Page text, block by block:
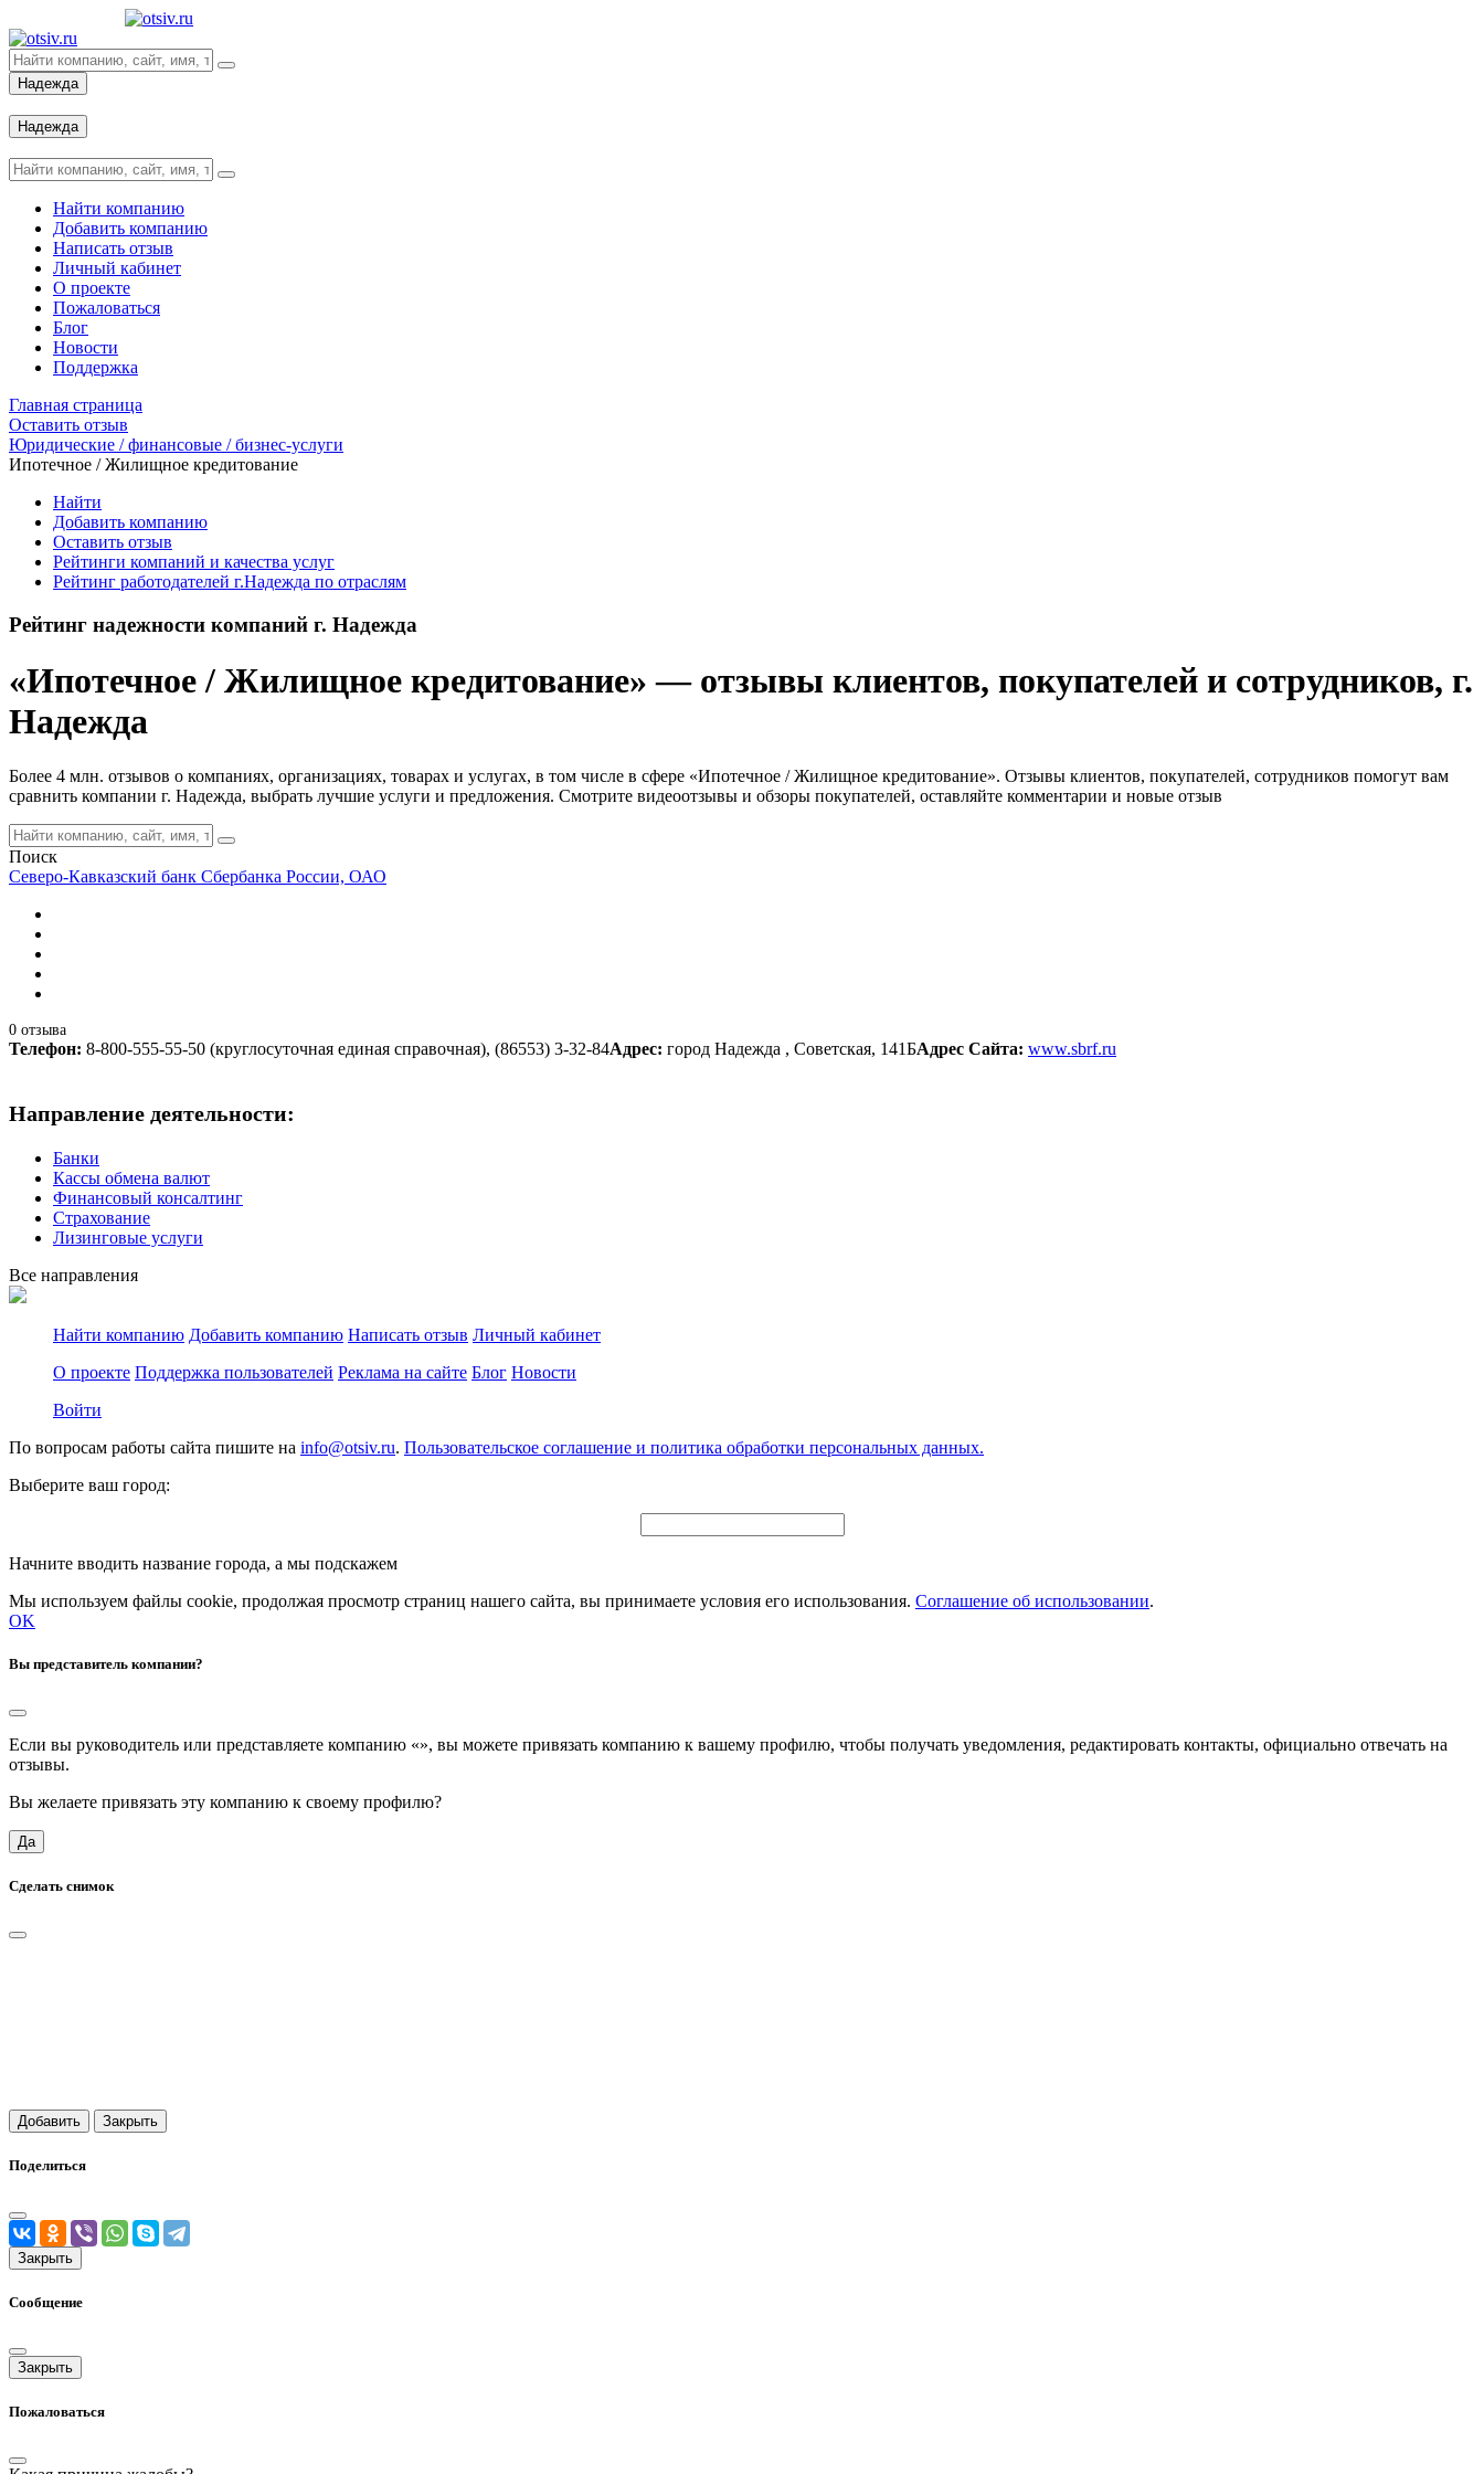
Надежда
Надежда
Найти компанию
Добавить компанию
Написать отзыв
Личный кабинет
О проекте
Пожаловаться
Блог
Новости
Поддержка
Главная страница
Оставить отзыв
Юридические / финансовые / бизнес-услуги
Ипотечное / Жилищное кредитование
Найти
Добавить компанию
Оставить отзыв
Рейтинги компаний и качества услуг
Рейтинг работодателей г.Надежда по отраслям
Рейтинг надежности компаний г. Надежда
«Ипотечное / Жилищное кредитование» — отзывы клиентов, покупателей и сотрудников, г.
Надежда
Более 4 млн. отзывов о компаниях, организациях, товарах и услугах, в том числе в сфере «Ипотечное / Жилищное кредитование». Отзывы клиентов, покупателей, сотрудников помогут вам
сравнить компании г. Надежда, выбрать лучшие услуги и предложения. Смотрите видеоотзывы и обзоры покупателей, оставляйте комментарии и новые отзыв
Поиск
Северо-Кавказский банк Сбербанка России, ОАО
0 отзыва
Телефон: 8-800-555-55-50 (круглосуточная единая справочная), (86553) 3-32-84Адрес: город Надежда , Советская, 141БАдрес Сайта: www.sbrf.ru
Направление деятельности:
Банки
Кассы обмена валют
Финансовый консалтинг
Страхование
Лизинговые услуги
Все направления
Найти компанию Добавить компанию Написать отзыв Личный кабинет
О проекте Поддержка пользователей Реклама на сайте Блог Новости
Войти
По вопросам работы сайта пишите на info@otsiv.ru. Пользовательское соглашение и политика обработки персональных данных.
Выберите ваш город:
Начните вводить название города, а мы подскажем
Мы используем файлы cookie, продолжая просмотр страниц нашего сайта, вы принимаете условия его использования. Соглашение об использовании.
OK
Вы представитель компании?
Если вы руководитель или представляете компанию «», вы можете привязать компанию к вашему профилю, чтобы получать уведомления, редактировать контакты, официально отвечать на
отзывы.
Вы желаете привязать эту компанию к своему профилю?
Да
Сделать снимок
Добавить Закрыть
Поделиться
Закрыть
Сообщение
Закрыть
Пожаловаться